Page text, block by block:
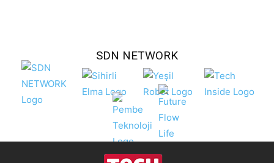
SDN NETWORK